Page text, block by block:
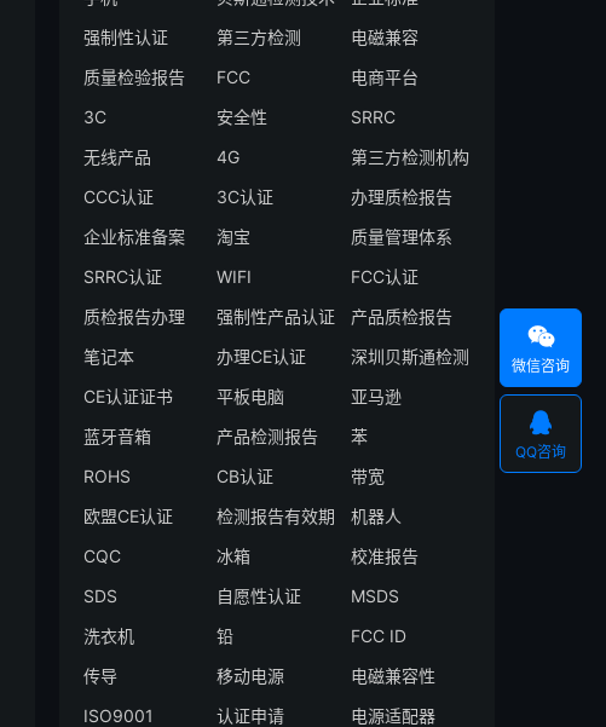
强制性认证
第三方检测
电磁兼容
质量检验报告
FCC
电商平台
3C
安全性
SRRC
无线产品
4G
第三方检测机构
CCC认证
3C认证
办理质检报告
企业标准备案
淘宝
质量管理体系
SRRC认证
WIFI
FCC认证
质检报告办理
强制性产品认证
产品质检报告
笔记本
办理CE认证
深圳贝斯通检测
CE认证证书
平板电脑
亚马逊
蓝牙音箱
产品检测报告
苯
ROHS
CB认证
带宽
欧盟CE认证
检测报告有效期
机器人
CQC
冰箱
校准报告
SDS
自愿性认证
MSDS
洗衣机
铅
FCC ID
传导
移动电源
电磁兼容性
ISO9001
认证申请
电源适配器

微信咨询

QQ咨询